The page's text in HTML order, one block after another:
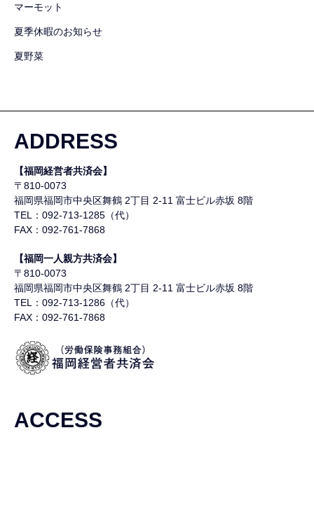
マーモット
夏季休暇のお知らせ
夏野菜
ADDRESS
【福岡経営者共済会】
〒810-0073
福岡県福岡市中央区舞鶴 2丁目 2-11 富士ビル赤坂 8階
TEL：092-713-1285（代）
FAX：092-761-7868
【福岡一人親方共済会】
〒810-0073
福岡県福岡市中央区舞鶴 2丁目 2-11 富士ビル赤坂 8階
TEL：092-713-1286（代）
FAX：092-761-7868
ACCESS